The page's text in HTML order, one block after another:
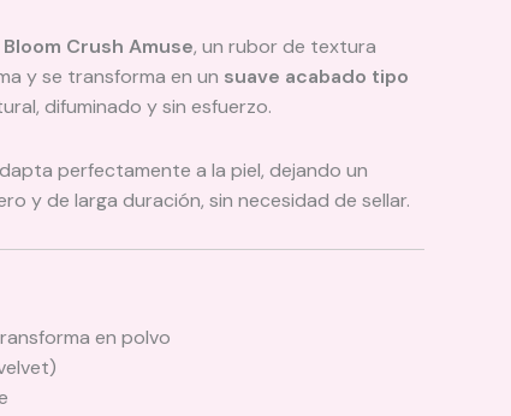
Bloom Crush Amuse, un rubor de textura
y se transforma en un suave acabado tipo
difuminado y sin esfuerzo.
perfectamente a la piel, dejando un
y de larga duración, sin necesidad de sellar.
en polvo